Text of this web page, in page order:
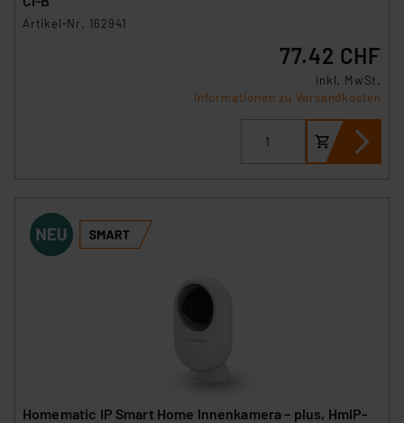
Artikel-Nr. 162941
77.42 CHF
inkl. MwSt.
Informationen zu Versandkosten
Homematic IP Smart Home Innenkamera – plus, HmIP-